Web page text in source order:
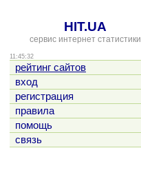
HIT.UA
сервис интернет статистики
11:45:32
рейтинг сайтов
вход
регистрация
правила
помощь
связь